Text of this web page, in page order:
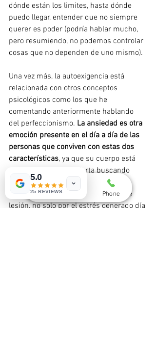
dónde están los limites, hasta dónde
puedo llegar, entender que no siempre
querer es poder (podría hablar mucho,
pero resumiendo, no podemos controlar
cosas que no dependen de uno mismo).
Una vez más, la autoexigencia está
relacionada con otros conceptos
psicológicos como los que he
comentando anteriormente hablando
del perfeccionismo. La ansiedad es otra
emoción presente en el día a día de las
personas que conviven con estas dos
características, ya que su cuerpo está
constantemente en alerta buscando
esta perfección y exigiéndose más.
Además, aumenta la probabilidad de
lesión, no solo por el estrés generado día
Whatsapp Email Phone
5.0
25 REVIEWS